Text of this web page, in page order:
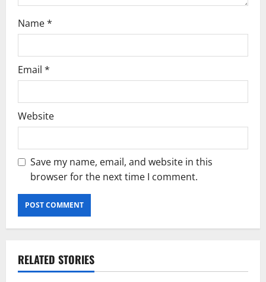
Name*
Email *
Website
Save my name, email, and website in this
browser for the next time I comment.
RELATED STORIES